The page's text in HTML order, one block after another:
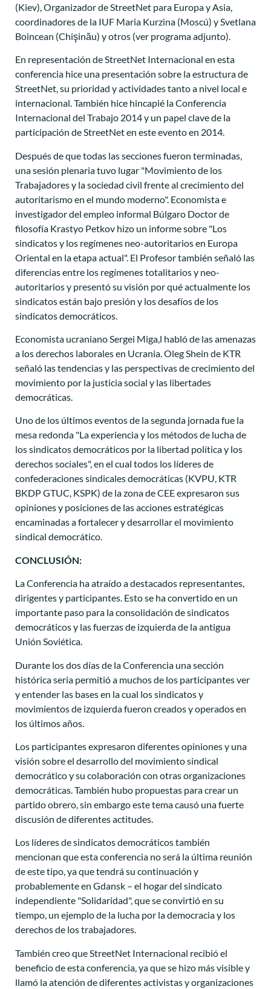
(Kiev), Organizador de StreetNet para Europa y Asia,
coordinadores de la IUF Maria Kurzina (Moscú) y Svetlana
Boincean (Chişinău) y otros (ver programa adjunto).
En representación de StreetNet Internacional en esta
conferencia hice una presentación sobre la estructura de
StreetNet, su prioridad y actividades tanto a nivel local e
internacional. También hice hincapié la Conferencia
Internacional del Trabajo 2014 y un papel clave de la
participación de StreetNet en este evento en 2014.
Después de que todas las secciones fueron terminadas,
una sesión plenaria tuvo lugar "Movimiento de los
Trabajadores y la sociedad civil frente al crecimiento del
autoritarismo en el mundo moderno". Economista e
investigador del empleo informal Búlgaro Doctor de
filosofía Krastyo Petkov hizo un informe sobre "Los
sindicatos y los regímenes neo-autoritarios en Europa
Oriental en la etapa actual". El Profesor también señaló las
diferencias entre los regímenes totalitarios y neo-
autoritarios y presentó su visión por qué actualmente los
sindicatos están bajo presión y los desafíos de los
sindicatos democráticos.
Economista ucraniano Sergei Miga,l habló de las amenazas
a los derechos laborales en Ucrania. Oleg Shein de KTR
señaló las tendencias y las perspectivas de crecimiento del
movimiento por la justicia social y las libertades
democráticas.
Uno de los últimos eventos de la segunda jornada fue la
mesa redonda "La experiencia y los métodos de lucha de
los sindicatos democráticos por la libertad política y los
derechos sociales", en el cual todos los líderes de
confederaciones sindicales democráticas (KVPU, KTR
BKDP GTUC, KSPK) de la zona de CEE expresaron sus
opiniones y posiciones de las acciones estratégicas
encaminadas a fortalecer y desarrollar el movimiento
sindical democrático.
CONCLUSIÓN:
La Conferencia ha atraído a destacados representantes,
dirigentes y participantes. Esto se ha convertido en un
importante paso para la consolidación de sindicatos
democráticos y las fuerzas de izquierda de la antigua
Unión Soviética.
Durante los dos días de la Conferencia una sección
histórica seria permitió a muchos de los participantes ver
y entender las bases en la cual los sindicatos y
movimientos de izquierda fueron creados y operados en
los últimos años.
Los participantes expresaron diferentes opiniones y una
visión sobre el desarrollo del movimiento sindical
democrático y su colaboración con otras organizaciones
democráticas. También hubo propuestas para crear un
partido obrero, sin embargo este tema causó una fuerte
discusión de diferentes actitudes.
Los líderes de sindicatos democráticos también
mencionan que esta conferencia no será la última reunión
de este tipo, ya que tendrá su continuación y
probablemente en Gdansk – el hogar del sindicato
independiente "Solidaridad", que se convirtió en su
tiempo, un ejemplo de la lucha por la democracia y los
derechos de los trabajadores.
También creo que StreetNet Internacional recibió el
beneficio de esta conferencia, ya que se hizo más visible y
llamó la atención de diferentes activistas y organizaciones